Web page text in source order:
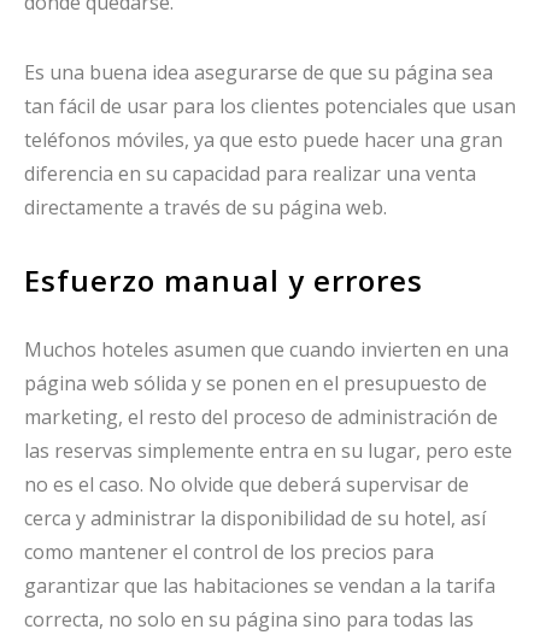
Es una buena idea asegurarse de que su página sea
tan fácil de usar para los clientes potenciales que usan
teléfonos móviles, ya que esto puede hacer una gran
diferencia en su capacidad para realizar una venta
directamente a través de su página web.
Esfuerzo manual y errores
Muchos hoteles asumen que cuando invierten en una
página web sólida y se ponen en el presupuesto de
marketing, el resto del proceso de administración de
las reservas simplemente entra en su lugar, pero este
no es el caso. No olvide que deberá supervisar de
cerca y administrar la disponibilidad de su hotel, así
como mantener el control de los precios para
garantizar que las habitaciones se vendan a la tarifa
correcta, no solo en su página sino para todas las